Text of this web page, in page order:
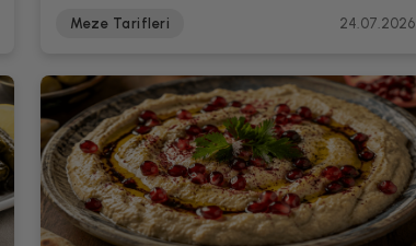
Meze Tarifleri 24.07.2026